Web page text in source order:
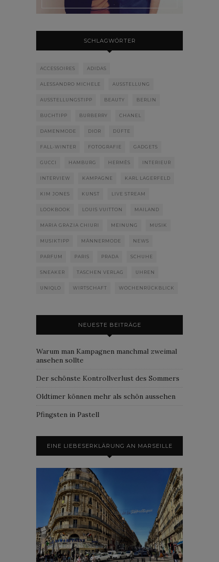
SCHLAGWÖRTER
ACCESSOIRES ADIDAS
ALESSANDRO MICHELE AUSSTELLUNG
AUSSTELLUNGSTIPP BEAUTY BERLIN
BUCHTIPP BURBERRY CHANEL
DAMENMODE DIOR DÜFTE
FALL-WINTER FOTOGRAFIE GADGETS
GUCCI HAMBURG HERMÈS INTERIEUR
INTERVIEW KAMPAGNE KARL LAGERFELD
KIM JONES KUNST LIVE STREAM
LOOKBOOK LOUIS VUITTON MAILAND
MARIA GRAZIA CHIURI MEINUNG MUSIK
MUSIKTIPP MÄNNERMODE NEWS
PARFUM PARIS PRADA SCHUHE
SNEAKER TASCHEN VERLAG UHREN
UNIQLO WIRTSCHAFT WOCHENRÜCKBLICK
NEUESTE BEITRÄGE
Warum man Kampagnen manchmal zweimal
ansehen sollte
Der schönste Kontrollverlust des Sommers
Oldtimer können mehr als schön aussehen
Pfingsten in Pastell
EINE LIEBESERKLÄRUNG AN MARSEILLE